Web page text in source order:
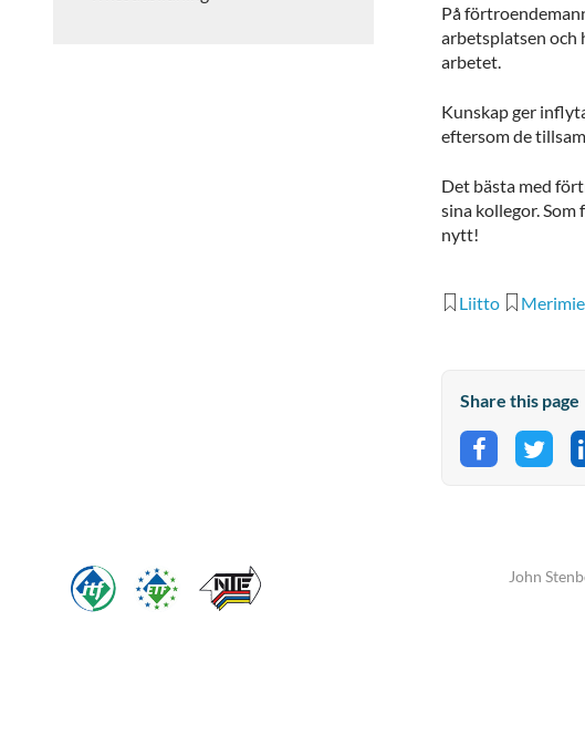
På
arbetsplatsen och
arbetet.
Kunskap ger
eftersom de
Det bästa med
sina kollegor.
nytt!
Liitto
Share this page
Share on
John